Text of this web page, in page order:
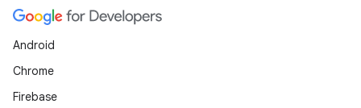
Android
Chrome
Firebase